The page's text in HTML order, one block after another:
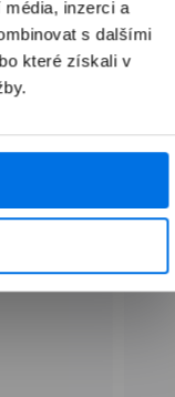
inzerci a
s dalšími
které získali v